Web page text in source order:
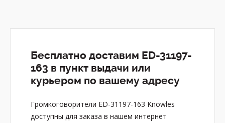
Бесплатно доставим ED-31197-
163 в пункт выдачи или
курьером по вашему адресу
Громкоговорители ED-31197-163 Knowles
доступны для заказа в нашем интернет